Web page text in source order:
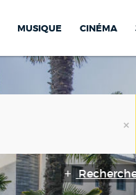
MUSIQUE CINÉMA